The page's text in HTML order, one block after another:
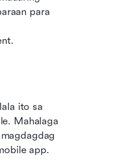
para
ito sa
Mahalaga
app.